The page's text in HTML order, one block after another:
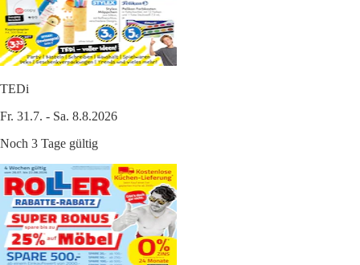
TEDi
Fr. 31.7. - Sa. 8.8.2026
Noch 3 Tage gültig